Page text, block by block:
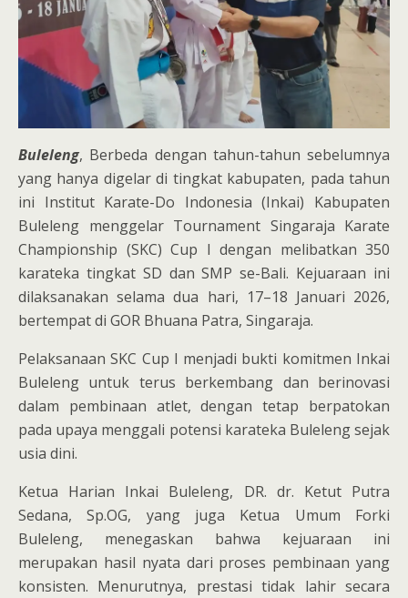
Buleleng, Berbeda dengan tahun-tahun sebelumnya
yang hanya digelar di tingkat kabupaten, pada tahun
ini Institut Karate-Do Indonesia (Inkai) Kabupaten
Buleleng menggelar Tournament Singaraja Karate
Championship (SKC) Cup I dengan melibatkan 350
karateka tingkat SD dan SMP se-Bali. Kejuaraan ini
dilaksanakan selama dua hari, 17–18 Januari 2026,
bertempat di GOR Bhuana Patra, Singaraja.
Pelaksanaan SKC Cup I menjadi bukti komitmen Inkai
Buleleng untuk terus berkembang dan berinovasi
dalam pembinaan atlet, dengan tetap berpatokan
pada upaya menggali potensi karateka Buleleng sejak
usia dini.
Ketua Harian Inkai Buleleng, DR. dr. Ketut Putra
Sedana, Sp.OG, yang juga Ketua Umum Forki
Buleleng, menegaskan bahwa kejuaraan ini
merupakan hasil nyata dari proses pembinaan yang
konsisten. Menurutnya, prestasi tidak lahir secara